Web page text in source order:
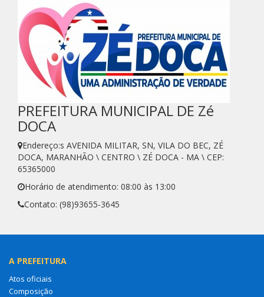
PREFEITURA MUNICIPAL DE Zé
DOCA
Endereço:s AVENIDA MILITAR, SN, VILA DO BEC, ZÉ
DOCA, MARANHÃO \ CENTRO \ ZÉ DOCA - MA \ CEP:
65365000
Horário de atendimento: 08:00 às 13:00
Contato: (98)93655-3645
A PREFEITURA
Atos oficiais
Composição